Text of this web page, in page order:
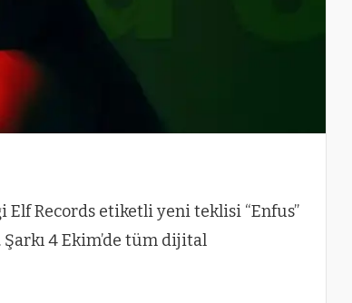
Elf Records etiketli yeni teklisi “Enfus”
4 Ekim’de tüm dijital